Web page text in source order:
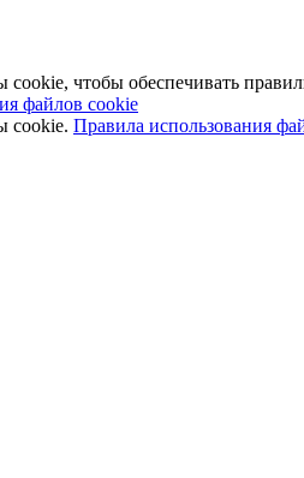
чтобы обеспечивать
файлов cookie
cookie. Правила использования